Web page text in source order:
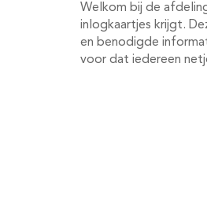
Welkom bij de
inlogkaartjes krijgt.
en benodigde
voor dat iedereen